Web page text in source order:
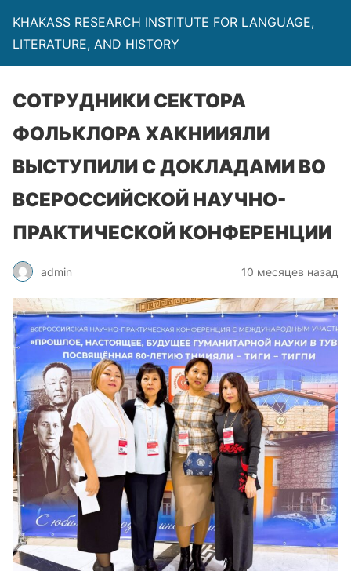
KHAKASS RESEARCH INSTITUTE FOR LANGUAGE,
LITERATURE, AND HISTORY
СОТРУДНИКИ СЕКТОРА
ФОЛЬКЛОРА ХАКНИИЯЛИ
ВЫСТУПИЛИ С ДОКЛАДАМИ ВО
ВСЕРОССИЙСКОЙ НАУЧНО-
ПРАКТИЧЕСКОЙ КОНФЕРЕНЦИИ
admin 10 месяцев назад